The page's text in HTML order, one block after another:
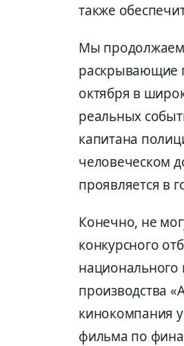
также
Мы продолжаем
раскрывающие
октября в
реальных
капитана
человеческом
проявляется в
Конечно, не
конкурсного
национального
производства
кинокомпания
фильма по